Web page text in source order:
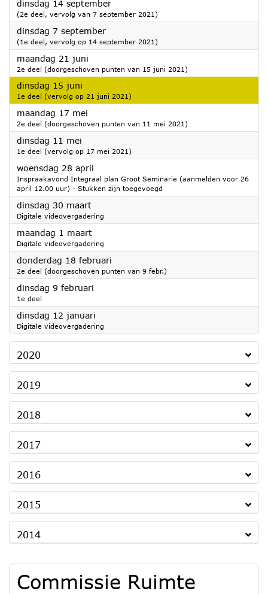
dinsdag 14 september2021
(2e deel, vervolg van 7 september 2021)
dinsdag 7 september2021
(1e deel, vervolg op 14 september 2021)
maandag 21 juni
2e deel (doorgeschoven punten van 15 juni 2021)
dinsdag 15 juni
1e deel (vervolg op 21 juni 2021)
maandag 17 mei
2e deel (doorgeschoven punten van 11 mei 2021)
dinsdag 11 mei
1e deel (vervolg op 17 mei 2021)
woensdag 28 april
Inspraakavond Integraal plan Groot Seminarie (aanmelden voor 26
april 12.00 uur) - Stukken zijn toegevoegd
dinsdag 30 maart2021
Digitale videovergadering
maandag 1 maart2021
Digitale videovergadering
donderdag 18 februari
2e deel (doorgeschoven punten van 9 febr.)
dinsdag 9 februari
1e deel
dinsdag 12 januari
Digitale videovergadering
2020
2019
2018
2017
2016
2015
2014
Commissie Ruimte